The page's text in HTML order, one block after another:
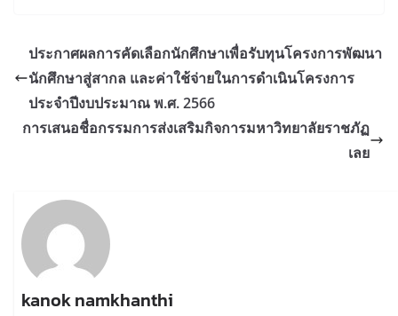
ประกาศผลการคัดเลือกนักศึกษาเพื่อรับทุนโครงการพัฒนา
นักศึกษาสู่สากล และค่าใช้จ่ายในการดำเนินโครงการ
ประจำปีงบประมาณ พ.ศ. 2566
การเสนอชื่อกรรมการส่งเสริมกิจการมหาวิทยาลัยราชภัฏ
เลย
kanok namkhanthi